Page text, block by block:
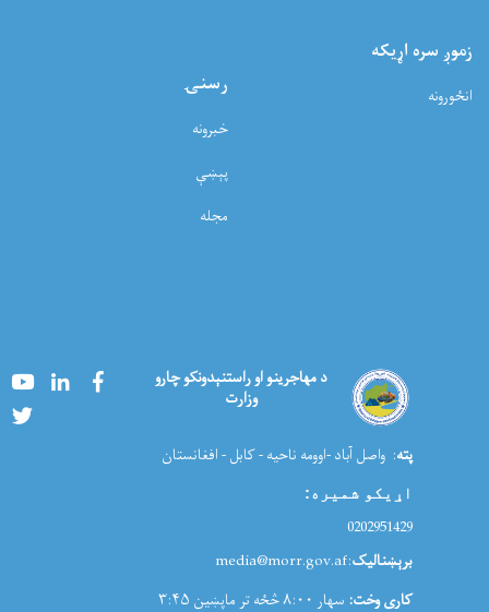
زموږ سره اړيکه
انځورونه رسنۍ
خبرونه
پېښې
مجله
د مهاجرینو او راستنېدونکو چارو
وزارت
YoutubeLinkedInFacebook
پته: واصل آباد -اوومه ناحیه - کابل - افغانستان
اړیکو شمیره:
0202951429
برېښنالیک:media@morr.gov.af
کاری وخت: سهار ۸:۰۰ څځه تر ماپښین ۳:۴۵